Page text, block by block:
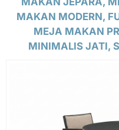
MAKAN MODERN,
MEJA MAKAN
MINIMALIS JATI,